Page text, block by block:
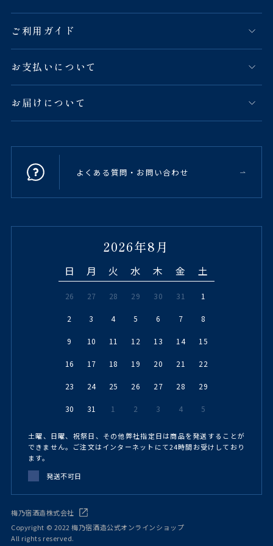
ご利用ガイド
お支払いについて
お届けについて
よくある質問・お問い合わせ
2026年8月
日 月 火 水 木 金 土
26 27 28 29 30 31 1
2 3 4 5 6 7 8
9 10 11 12 13 14 15
16 17 18 19 20 21 22
23 24 25 26 27 28 29
30 31 1 2 3 4 5
土曜、日曜、祝祭日、その他弊社指定日は商品を発送することが
できません。ご注文はインターネットにて24時間お受けしており
ます。
発送不可日
梅乃宿酒造株式会社
Copyright © 2022 梅乃宿酒造公式オンラインショップ
All rights reserved.